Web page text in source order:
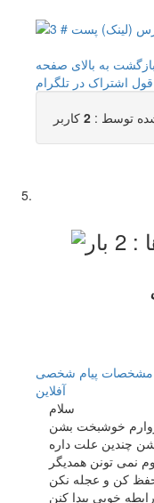
بازگشت به بالای صفحه
اشتراک در تلگرام
توسط : 2 کاربر
مشخصات پیام شخصی
آفلاين
سلام
خوشبخت بشن
چندین علت داره
نمی تونن همدیگر
کن و عجله نکن
خوبی پیدا کنن